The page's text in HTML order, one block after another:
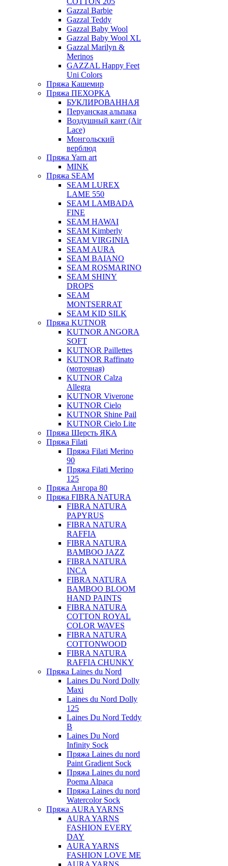
Gazzal Barbie
Gazzal Teddy
Gazzal Baby Wool
Gazzal Baby Wool XL
Gazzal Marilyn &
Merinos
GAZZAL Happy Feet
Uni Colors
Пряжа Кашемир
Пряжа ПЕХОРКА
БУКЛИРОВАННАЯ
Перуанская альпака
Воздушный кант (Air
Lace)
Монгольский
верблюд
Пряжа Yarn art
MINK
Пряжа SEAM
SEAM LUREX
LAME 550
SEAM LAMBADA
FINE
SEAM HAWAI
SEAM Kimberly
SEAM VIRGINIA
SEAM AURA
SEAM BAIANO
SEAM ROSMARINO
SEAM SHINY
DROPS
SEAM
MONTSERRAT
SEAM KID SILK
Пряжа KUTNOR
KUTNOR ANGORA
SOFT
KUTNOR Paillettes
KUTNOR Raffinato
(моточная)
KUTNOR Calza
Allegra
KUTNOR Viverone
KUTNOR Cielo
KUTNOR Shine Pail
KUTNOR Cielo Lite
Пряжа Шерсть ЯКА
Пряжа Filati
Пряжа Filati Merino
90
Пряжа Filati Merino
125
Пряжа Ангора 80
Пряжа FIBRA NATURA
FIBRA NATURA
PAPYRUS
FIBRA NATURA
RAFFIA
FIBRA NATURA
BAMBOO JAZZ
FIBRA NATURA
INCA
FIBRA NATURA
BAMBOO BLOOM
HAND PAINTS
FIBRA NATURA
COTTON ROYAL
COLOR WAVES
FIBRA NATURA
COTTONWOOD
FIBRA NATURA
RAFFIA CHUNKY
Пряжа Laines du Nord
Laines Du Nord Dolly
Maxi
Laines du Nord Dolly
125
Laines Du Nord Teddy
B
Laines Du Nord
Infinity Sock
Пряжа Laines du nord
Paint Gradient Sock
Пряжа Laines du nord
Poema Alpaca
Пряжа Laines du nord
Watercolor Sock
Пряжа AURA YARNS
AURA YARNS
FASHION EVERY
DAY
AURA YARNS
FASHION LOVE ME
AURA YARNS